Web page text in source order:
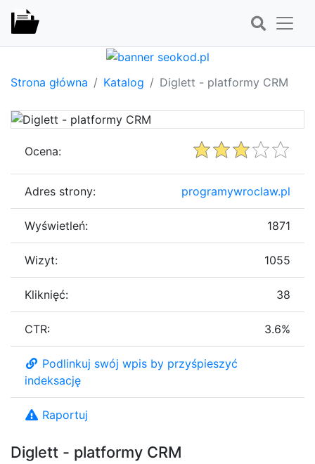
Strona główna Katalog Diglett - platformy CRM
Diglett - platformy CRM
Ocena:
Adres strony: programywroclaw.pl
Wyświetleń: 1871
Wizyt: 1055
Kliknięć: 38
CTR: 3.6%
Podlinkuj swój wpis by przyśpieszyć
indeksację
Raportuj